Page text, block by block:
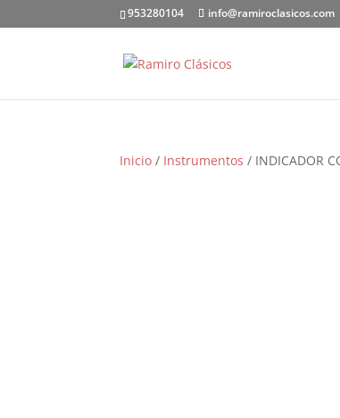
953280104 info@ramiroclasicos.com
Inicio / Instrumentos / INDICADOR